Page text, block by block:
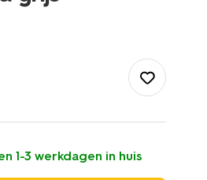
1-3 werkdagen in huis